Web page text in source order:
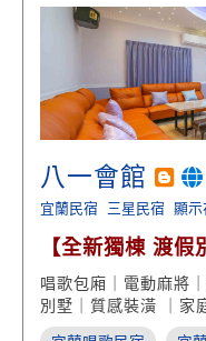
八一會館
宜蘭民宿 三星民宿 顯示
【全新獨棟 渡
水池 近安農溪】
唱歌包廂｜電動麻將
別墅｜質感裝潢 ｜家